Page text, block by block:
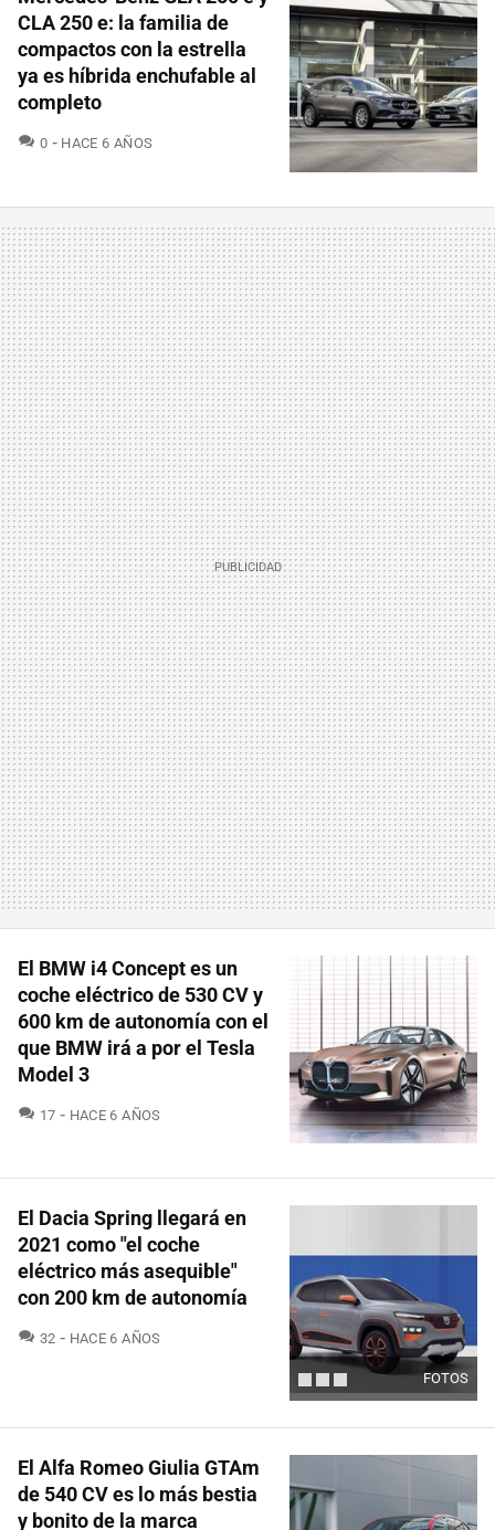
CLA 250 e: la familia de
compactos con la estrella
ya es híbrida enchufable al
completo
0 COMENTARIOS
HACE 6 AÑOS
El BMW i4 Concept es un
coche eléctrico de 530 CV y
600 km de autonomía con el
que BMW irá a por el Tesla
Model 3
17 COMENTARIOS
HACE 6 AÑOS
FOTOS
El Dacia Spring llegará en
2021 como "el coche
eléctrico más asequible"
con 200 km de autonomía
32 COMENTARIOS
HACE 6 AÑOS
El Alfa Romeo Giulia GTAm
de 540 CV es lo más bestia
y bonito de la marca